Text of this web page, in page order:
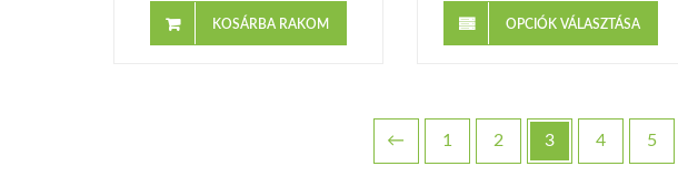
KOSÁRBA RAKOM OPCIÓK VÁLASZTÁSA
← 1 2 3 4 5